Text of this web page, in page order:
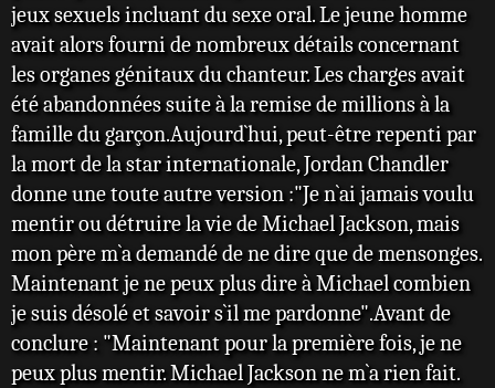
jeux sexuels incluant du sexe oral. Le jeune homme
avait alors fourni de nombreux détails concernant
les organes génitaux du chanteur. Les charges avait
été abandonnées suite à la remise de millions à la
famille du garçon.Aujourd`hui, peut-être repenti par
la mort de la star internationale, Jordan Chandler
donne une toute autre version :"Je n`ai jamais voulu
mentir ou détruire la vie de Michael Jackson, mais
mon père m`a demandé de ne dire que de mensonges.
Maintenant je ne peux plus dire à Michael combien
je suis désolé et savoir s`il me pardonne".Avant de
conclure : "Maintenant pour la première fois, je ne
peux plus mentir. Michael Jackson ne m`a rien fait.